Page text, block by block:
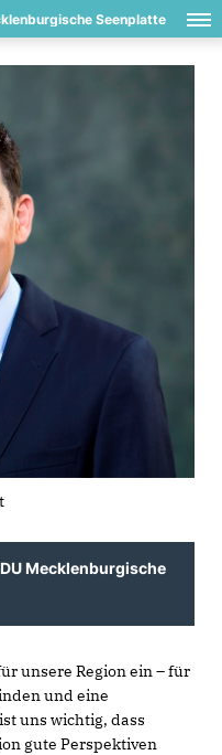
Seenplatte
Mecklenburgische
unsere Region ein – für
und eine
uns wichtig, dass
gute Perspektiven